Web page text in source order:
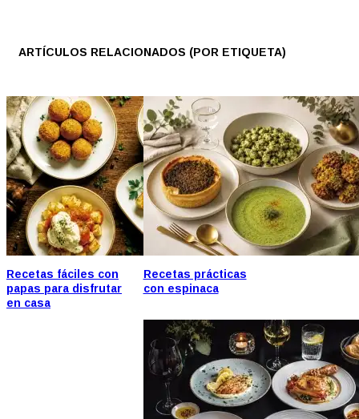
ARTÍCULOS RELACIONADOS (POR ETIQUETA)
Recetas fáciles con
papas para disfrutar
en casa
Recetas prácticas
con espinaca